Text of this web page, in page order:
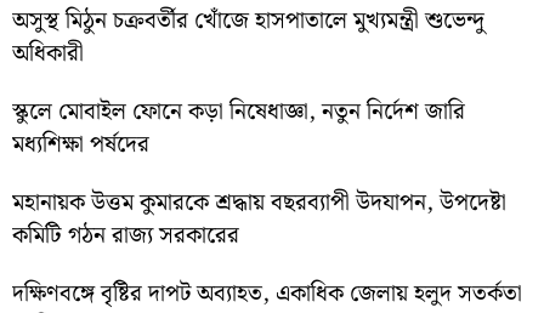
অসুস্থ মিঠুন চক্রবর্তীর খোঁজে হাসপাতালে মুখ্যমন্ত্রী শুভেন্দু
অধিকারী
স্কুলে মোবাইল ফোনে কড়া নিষেধাজ্ঞা, নতুন নির্দেশ জারি
মধ্যশিক্ষা পর্ষদের
মহানায়ক উত্তম কুমারকে শ্রদ্ধায় বছরব্যাপী উদযাপন, উপদেষ্টা
কমিটি গঠন রাজ্য সরকারের
দক্ষিণবঙ্গে বৃষ্টির দাপট অব্যাহত, একাধিক জেলায় হলুদ সতর্কতা